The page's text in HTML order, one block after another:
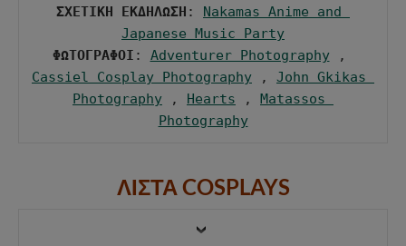
ΣΧΕΤΙΚΗ ΕΚΔΗΛΩΣΗ :
Nakamas Anime and
Japanese Music Party
ΦΩΤΟΓΡΑΦΟΙ : Adventurer Photography
Cassiel Cosplay Photography , John Gkikas
Photography , Hearts ,
Matassos
Photography
ΛΙΣΤΑ COSPLAYS